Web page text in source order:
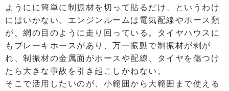
ようにに簡単に制振材を切って貼るだけ、というわけ
にはいかない。エンジンルームは電気配線やホース類
が、網の目のように走り回っている。タイヤハウスに
もブレーキホースがあり、万一振動で制振材が剥が
れ、制振材の金属面がホースや配線、タイヤを傷つけ
たら大きな事故を引き起こしかねない。
そこで活用したいのが、小範囲から大範囲まで使える